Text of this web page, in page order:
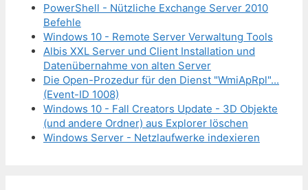
PowerShell - Nützliche Exchange Server 2010
Befehle
Windows 10 - Remote Server Verwaltung Tools
Albis XXL Server und Client Installation und
Datenübernahme von alten Server
Die Open-Prozedur für den Dienst "WmiApRpl"...
(Event-ID 1008)
Windows 10 - Fall Creators Update - 3D Objekte
(und andere Ordner) aus Explorer löschen
Windows Server - Netzlaufwerke indexieren